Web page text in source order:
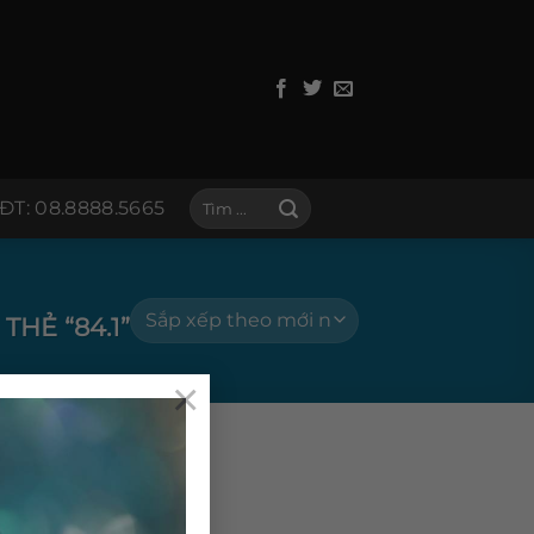
×
ĐT: 08.8888.5665
Tìm
“84.1”